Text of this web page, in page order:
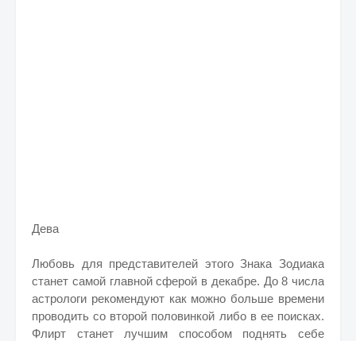
Дева
Любовь для представителей этого Знака Зодиака
станет самой главной сферой в декабре. До 8 числа
астрологи рекомендуют как можно больше времени
проводить со второй половинкой либо в ее поисках.
Флирт станет лучшим способом поднять себе